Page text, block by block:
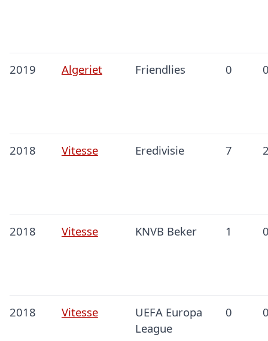
2019 Algeriet Friendlies 0
2018 Vitesse Eredivisie 7
2018 Vitesse KNVB Beker 1
2018 Vitesse
UEFA Europa
League
0